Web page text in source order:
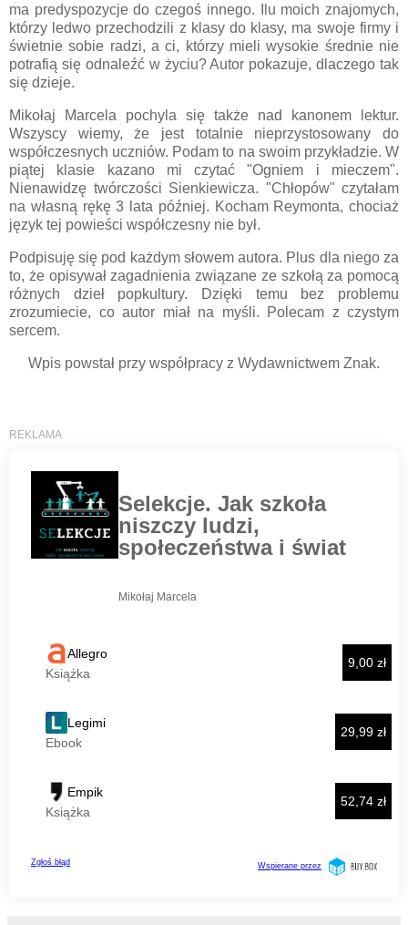
ma predyspozycje do czegoś innego. Ilu moich znajomych,
którzy ledwo przechodzili z klasy do klasy, ma swoje firmy i
świetnie sobie radzi, a ci, którzy mieli wysokie średnie nie
potrafią się odnaleźć w życiu? Autor pokazuje, dlaczego tak
się dzieje.
Mikołaj Marcela pochyla się także nad kanonem lektur.
Wszyscy wiemy, że jest totalnie nieprzystosowany do
współczesnych uczniów. Podam to na swoim przykładzie. W
piątej klasie kazano mi czytać "Ogniem i mieczem".
Nienawidzę twórczości Sienkiewicza. "Chłopów" czytałam
na własną rękę 3 lata później. Kocham Reymonta, chociaż
język tej powieści współczesny nie był.
Podpisuję się pod każdym słowem autora. Plus dla niego za
to, że opisywał zagadnienia związane ze szkołą za pomocą
różnych dzieł popkultury. Dzięki temu bez problemu
zrozumiecie, co autor miał na myśli. Polecam z czystym
sercem.
Wpis powstał przy współpracy z Wydawnictwem Znak.